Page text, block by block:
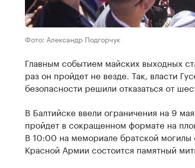
Фото: Александр Подгорчук
Главным событием майских выходных
раз он пройдет не везде. Так, власти
безопасности решили отказаться от
В Балтийске ввели ограничения на 9
пройдет в сокращенном формате на
В 10:00 на мемориале братской могилы
Красной Армии состоится памятный